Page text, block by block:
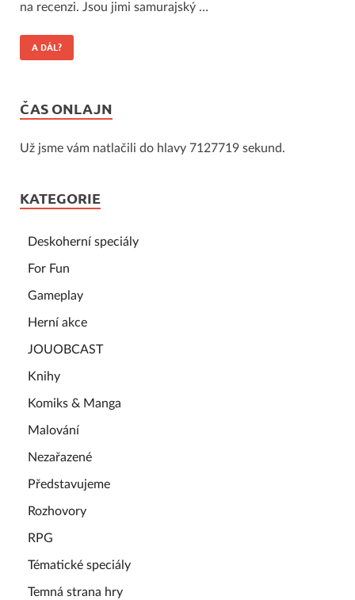
na recenzi. Jsou jimi samurajský …
A DÁL?
ČAS ONLAJN
Už jsme vám natlačili do hlavy 7127719 sekund.
KATEGORIE
Deskoherní speciály
For Fun
Gameplay
Herní akce
JOUOBCAST
Knihy
Komiks & Manga
Malování
Nezařazené
Představujeme
Rozhovory
RPG
Tématické speciály
Temná strana hry